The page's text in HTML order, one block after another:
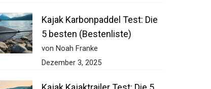
Kajak Karbonpaddel Test: Die
5 besten (Bestenliste)
von Noah Franke
Dezember 3, 2025